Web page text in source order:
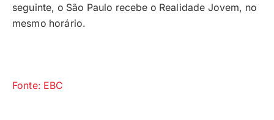
seguinte, o São Paulo recebe o Realidade Jovem, no
mesmo horário.
Fonte: EBC